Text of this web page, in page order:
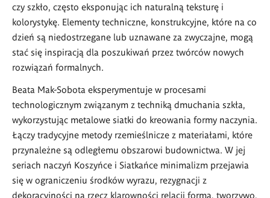
czy szkło, często eksponując ich naturalną teksturę i
kolorystykę. Elementy techniczne, konstrukcyjne, które na co
dzień są niedostrzegane lub uznawane za zwyczajne, mogą
stać się inspiracją dla poszukiwań przez twórców nowych
rozwiązań formalnych.
Beata Mak-Sobota eksperymentuje w procesami
technologicznym związanym z techniką dmuchania szkła,
wykorzystując metalowe siatki do kreowania formy naczynia.
Łączy tradycyjne metody rzemieślnicze z materiałami, które
przynależne są odległemu obszarowi budownictwa. W jej
seriach naczyń Koszyńce i Siatkańce minimalizm przejawia
się w ograniczeniu środków wyrazu, rezygnacji z
dekoracyjności na rzecz klarowności relacji forma, tworzywo,